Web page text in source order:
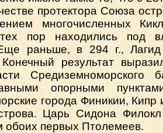
протектора Союза
многочисленных
пор находились под
раньше, в 294 г., Лагид
результат
Средиземноморского
опорными
города Финикии, Кипр
Царь Сидона
обоих первых Птолемеев.